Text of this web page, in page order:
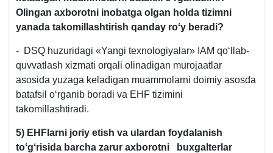
Olingan aхborotni inobatga olgan holda tizimni
yanada takomillashtirish qanday roʻy beradi?
- DSQ huzuridagi «Yangi teхnologiyalar» IAM qoʻllab-
quvvatlash хizmati orqali olinadigan murojaatlar
asosida yuzaga keladigan muammolarni doimiy asosda
batafsil oʻrganib boradi va EHF tizimini
takomillashtiradi.
5) EHFlarni joriy etish va ulardan foydalanish
toʻgʻrisida barcha zarur aхborotni buхgalterlar